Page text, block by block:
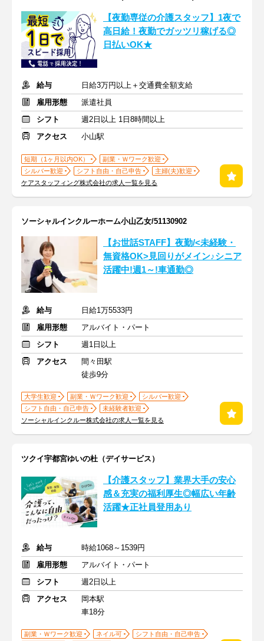
【夜勤専従の介護スタッフ】1夜で
高日給！夜勤でガッツリ稼げる◎
日払いOK★
給与
日給3万円以上＋交通費全額支給
雇用形態
派遣社員
シフト
週2日以上 1日8時間以上
アクセス
小山駅
短期（1ヶ月以内OK）
副業・Ｗワーク歓迎
シルバー歓迎
シフト自由・自己申告
主婦(夫)歓迎
ケアスタッフィング株式会社の求人一覧を見る
ソーシャルインクルーホーム小山乙女/51130902
【お世話STAFF】夜勤/<未経験・
無資格OK>見回りがメイン♪シニア
活躍中!週1～!車通勤◎
給与
日給1万5533円
雇用形態
アルバイト・パート
シフト
週1日以上
アクセス
間々田駅
徒歩9分
大学生歓迎 副業・Ｗワーク歓迎
シルバー歓迎
シフト自由・自己申告
未経験者歓迎
ソーシャルインクルー株式会社の求人一覧を見る
ツクイ宇都宮ゆいの杜（デイサービス）
【介護スタッフ】業界大手の安心
感＆充実の福利厚生◎幅広い年齢
活躍★正社員登用あり
給与
時給1068～1539円
雇用形態
アルバイト・パート
シフト
週2日以上
アクセス
岡本駅
車18分
副業・Ｗワーク歓迎 ネイル可
シフト自由・自己申告